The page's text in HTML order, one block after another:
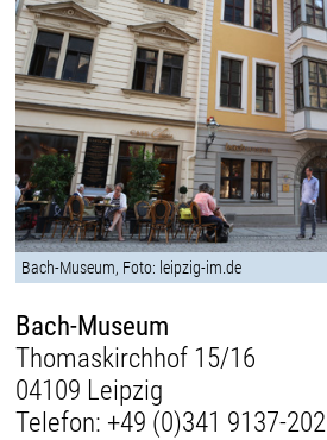
Bach-Museum, Foto: leipzig-im.de
Bach-Museum
Thomaskirchhof 15/16
04109 Leipzig
Telefon: +49 (0)341 9137-202